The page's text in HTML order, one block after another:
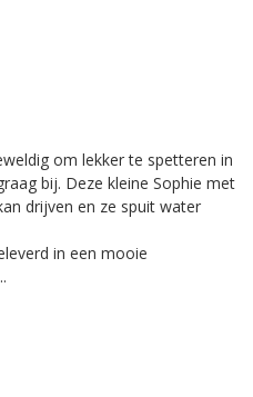
om lekker te spetteren in
bij. Deze kleine Sophie met
drijven en ze spuit water
in een mooie